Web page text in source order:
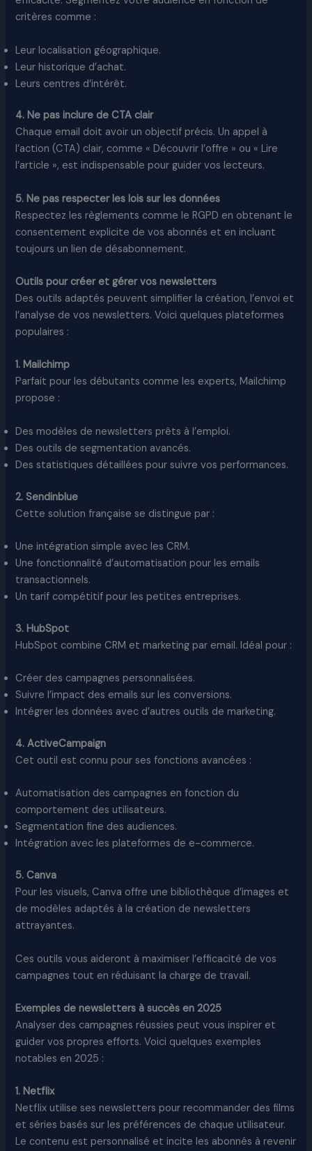
critères comme :
Leur localisation géographique.
Leur historique d’achat.
Leurs centres d’intérêt.
4. Ne pas inclure de CTA clair
Chaque email doit avoir un objectif précis. Un appel à
l’action (CTA) clair, comme « Découvrir l’offre » ou « Lire
l’article », est indispensable pour guider vos lecteurs.
5. Ne pas respecter les lois sur les données
Respectez les règlements comme le RGPD en obtenant le
consentement explicite de vos abonnés et en incluant
toujours un lien de désabonnement.
Outils pour créer et gérer vos newsletters
Des outils adaptés peuvent simplifier la création, l’envoi et
l’analyse de vos newsletters. Voici quelques plateformes
populaires :
1. Mailchimp
Parfait pour les débutants comme les experts, Mailchimp
propose :
Des modèles de newsletters prêts à l’emploi.
Des outils de segmentation avancés.
Des statistiques détaillées pour suivre vos performances.
2. Sendinblue
Cette solution française se distingue par :
Une intégration simple avec les CRM.
Une fonctionnalité d’automatisation pour les emails
transactionnels.
Un tarif compétitif pour les petites entreprises.
3. HubSpot
HubSpot combine CRM et marketing par email. Idéal pour :
Créer des campagnes personnalisées.
Suivre l’impact des emails sur les conversions.
Intégrer les données avec d’autres outils de marketing.
4. ActiveCampaign
Cet outil est connu pour ses fonctions avancées :
Automatisation des campagnes en fonction du
comportement des utilisateurs.
Segmentation fine des audiences.
Intégration avec les plateformes de e-commerce.
5. Canva
Pour les visuels, Canva offre une bibliothèque d’images et
de modèles adaptés à la création de newsletters
attrayantes.
Ces outils vous aideront à maximiser l’efficacité de vos
campagnes tout en réduisant la charge de travail.
Exemples de newsletters à succès en 2025
Analyser des campagnes réussies peut vous inspirer et
guider vos propres efforts. Voici quelques exemples
notables en 2025 :
1. Netflix
Netflix utilise ses newsletters pour recommander des films
et séries basés sur les préférences de chaque utilisateur.
Le contenu est personnalisé et incite les abonnés à revenir